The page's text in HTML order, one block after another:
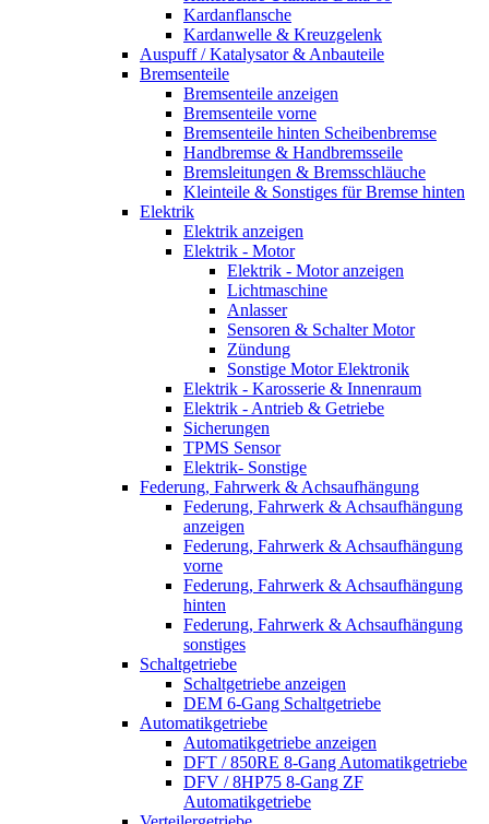
Kardanflansche
Kardanwelle & Kreuzgelenk
Auspuff / Katalysator & Anbauteile
Bremsenteile
Bremsenteile anzeigen
Bremsenteile vorne
Bremsenteile hinten Scheibenbremse
Handbremse & Handbremsseile
Bremsleitungen & Bremsschläuche
Kleinteile & Sonstiges für Bremse hinten
Elektrik
Elektrik anzeigen
Elektrik - Motor
Elektrik - Motor anzeigen
Lichtmaschine
Anlasser
Sensoren & Schalter Motor
Zündung
Sonstige Motor Elektronik
Elektrik - Karosserie & Innenraum
Elektrik - Antrieb & Getriebe
Sicherungen
TPMS Sensor
Elektrik- Sonstige
Federung, Fahrwerk & Achsaufhängung
Federung, Fahrwerk & Achsaufhängung
anzeigen
Federung, Fahrwerk & Achsaufhängung
vorne
Federung, Fahrwerk & Achsaufhängung
hinten
Federung, Fahrwerk & Achsaufhängung
sonstiges
Schaltgetriebe
Schaltgetriebe anzeigen
DEM 6-Gang Schaltgetriebe
Automatikgetriebe
Automatikgetriebe anzeigen
DFT / 850RE 8-Gang Automatikgetriebe
DFV / 8HP75 8-Gang ZF
Automatikgetriebe